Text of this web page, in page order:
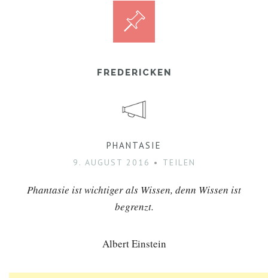
FREDERICKEN
PHANTASIE
9. AUGUST 2016 TEILEN
Phantasie ist wichtiger als Wissen, denn Wissen ist
begrenzt.
Albert Einstein